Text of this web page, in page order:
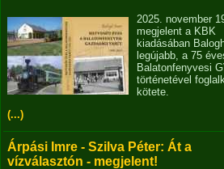
2025. november
megjelent a KBK
kiadásában
legújabb, a 75
Balatonfenyvesi
történetével
kötete.
(...)
Árpási Imre - Szilva Péter: Át a
vízválasztón - megjelent!